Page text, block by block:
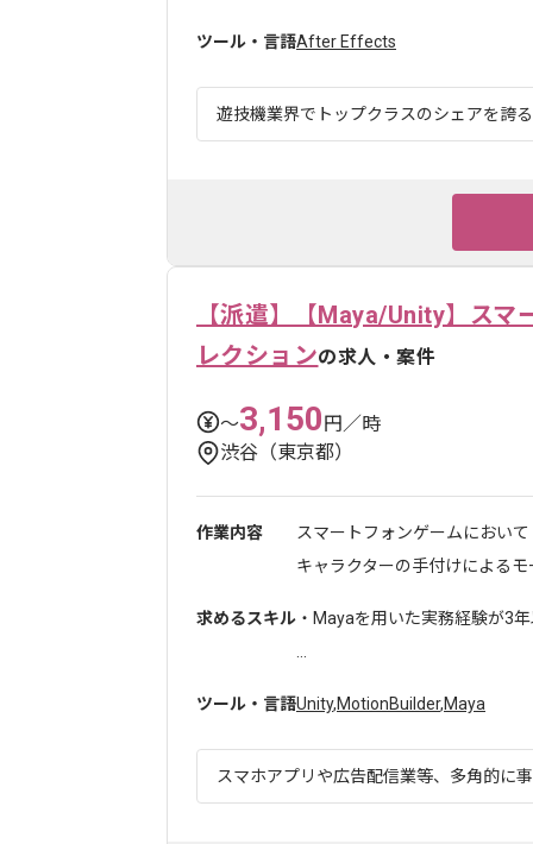
ツール・言語After Effects
遊技機業界でトップクラスのシェアを誇
【派遣】【Maya/Unity】ス
レクションの求人・案件
〜3,150円／時
渋谷（東京都）
作業内容
スマートフォンゲームにおいて
キャラクターの手付けによる
求めるスキル ・Mayaを用いた実務経験が3
ツール・言語Unity,MotionBuilder,Maya
スマホアプリや広告配信業等、多角的に